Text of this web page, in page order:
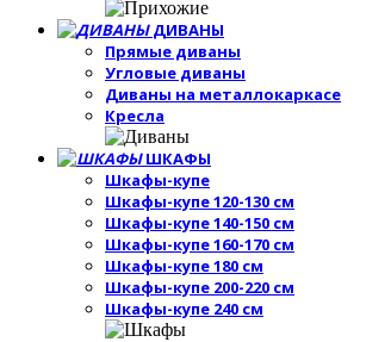
ДИВАНЫ
Прямые диваны
Угловые диваны
Диваны на металлокаркасе
Кресла
ШКАФЫ
Шкафы-купе
Шкафы-купе 120-130 см
Шкафы-купе 140-150 см
Шкафы-купе 160-170 см
Шкафы-купе 180 см
Шкафы-купе 200-220 см
Шкафы-купе 240 см